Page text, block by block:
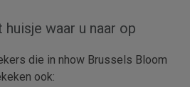
waar u naar op
die in nhow Brussels Bloom
ook: